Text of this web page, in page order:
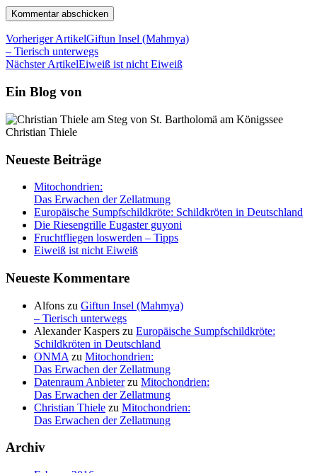
Vorheriger ArtikelGiftun Insel (Mahmya)
– Tierisch unterwegs
Nächster ArtikelEiweiß ist nicht Eiweiß
Ein Blog von
Christian Thiele
Neueste Beiträge
Mitochondrien:
Das Erwachen der Zellatmung
Europäische Sumpfschildkröte: Schildkröten in Deutschland
Die Riesengrille Eugaster guyoni
Fruchtfliegen loswerden – Tipps
Eiweiß ist nicht Eiweiß
Neueste Kommentare
Alfons zu Giftun Insel (Mahmya)
– Tierisch unterwegs
Alexander Kaspers zu Europäische Sumpfschildkröte:
Schildkröten in Deutschland
ONMA zu Mitochondrien:
Das Erwachen der Zellatmung
Datenraum Anbieterzu Mitochondrien:
Das Erwachen der Zellatmung
Christian Thiele zu Mitochondrien:
Das Erwachen der Zellatmung
Archiv